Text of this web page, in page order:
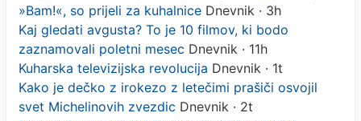
»Bam!«, so prijeli za kuhalnice Dnevnik · 3h
Kaj gledati avgusta? To je 10 filmov, ki bodo
zaznamovali poletni mesec Dnevnik · 11h
Kuharska televizijska revolucija Dnevnik · 1t
Kako je dečko z irokezo z letečimi prašiči osvojil
svet Michelinovih zvezdic Dnevnik · 2t